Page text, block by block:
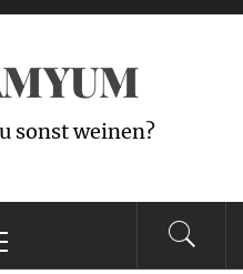
sonst weinen?